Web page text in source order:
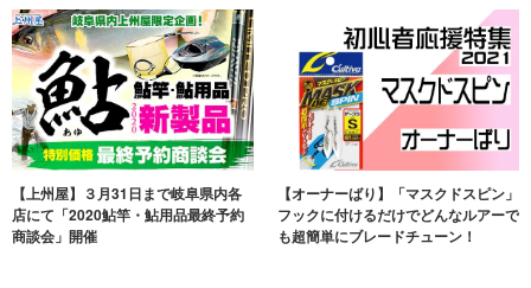
【上州屋】３月31日まで岐阜県内各
店にて「2020鮎竿・鮎用品最終予約
商談会」開催
【オーナーばり】「マスクドスピン」
フックに付けるだけでどんなルアーで
も超簡単にブレードチューン！